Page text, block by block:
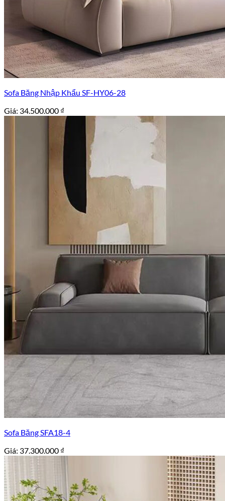
Sofa Băng Nhập Khẩu SF-HY06-28
Giá: 34.500.000 ₫
Sofa Băng SFA18-4
Giá: 37.300.000 ₫